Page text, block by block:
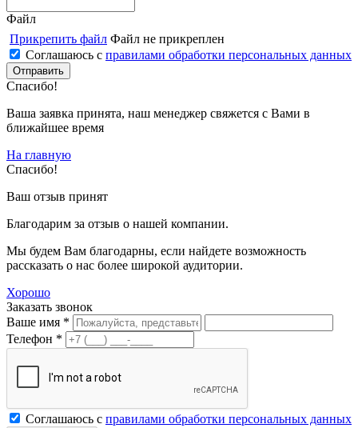
Файл
Прикрепить файл Файл не прикреплен
Соглашаюсь с правилами обработки персональных данных
Спасибо!
Ваша заявка принята, наш менеджер свяжется с Вами в
ближайшее время
На главную
Спасибо!
Ваш отзыв принят
Благодарим за отзыв о нашей компании.
Мы будем Вам благодарны, если найдете возможность
рассказать о нас более широкой аудитории.
Хорошо
Заказать звонок
Ваше имя *
Телефон *
Соглашаюсь с правилами обработки персональных данных